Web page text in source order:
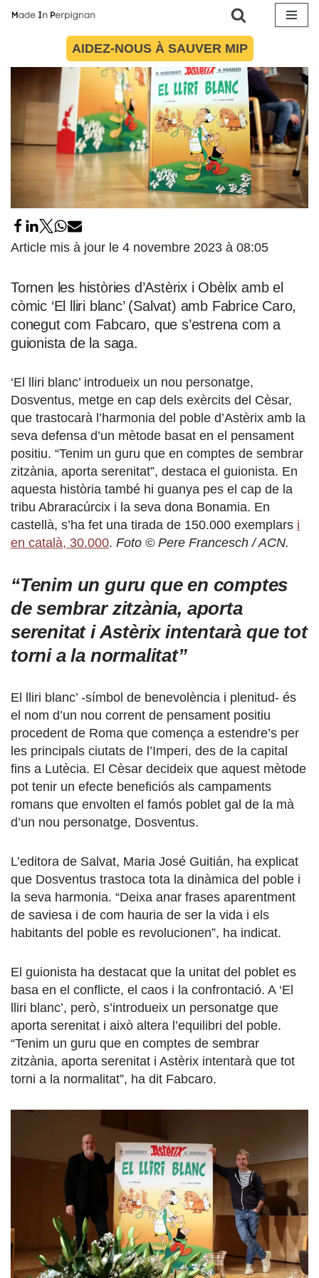
AIDEZ-NOUS À SAUVER MIP
Article mis à jour le 4 novembre 2023 à 08:05
Tornen les històries d’Astèrix i Obèlix amb el
còmic ‘El lliri blanc’ (Salvat) amb Fabrice Caro,
conegut com Fabcaro, que s’estrena com a
guionista de la saga.
‘El lliri blanc’ introdueix un nou personatge,
Dosventus, metge en cap dels exèrcits del Cèsar,
que trastocarà l’harmonia del poble d’Astèrix amb la
seva defensa d’un mètode basat en el pensament
positiu. “Tenim un guru que en comptes de sembrar
zitzània, aporta serenitat”, destaca el guionista. En
aquesta història també hi guanya pes el cap de la
tribu Abraracúrcix i la seva dona Bonamia. En
castellà, s’ha fet una tirada de 150.000 exemplars i
en català, 30.000. Foto © Pere Francesch / ACN.
“Tenim un guru que en comptes
de sembrar zitzània, aporta
serenitat i Astèrix intentarà que tot
torni a la normalitat”
El lliri blanc’ -símbol de benevolència i plenitud- és
el nom d’un nou corrent de pensament positiu
procedent de Roma que comença a estendre’s per
les principals ciutats de l’Imperi, des de la capital
fins a Lutècia. El Cèsar decideix que aquest mètode
pot tenir un efecte beneficiós als campaments
romans que envolten el famós poblet gal de la mà
d’un nou personatge, Dosventus.
L’editora de Salvat, Maria José Guitián, ha explicat
que Dosventus trastoca tota la dinàmica del poble i
la seva harmonia. “Deixa anar frases aparentment
de saviesa i de com hauria de ser la vida i els
habitants del poble es revolucionen”, ha indicat.
El guionista ha destacat que la unitat del poblet es
basa en el conflicte, el caos i la confrontació. A ‘El
lliri blanc’, però, s’introdueix un personatge que
aporta serenitat i això altera l’equilibri del poble.
“Tenim un guru que en comptes de sembrar
zitzània, aporta serenitat i Astèrix intentarà que tot
torni a la normalitat”, ha dit Fabcaro.